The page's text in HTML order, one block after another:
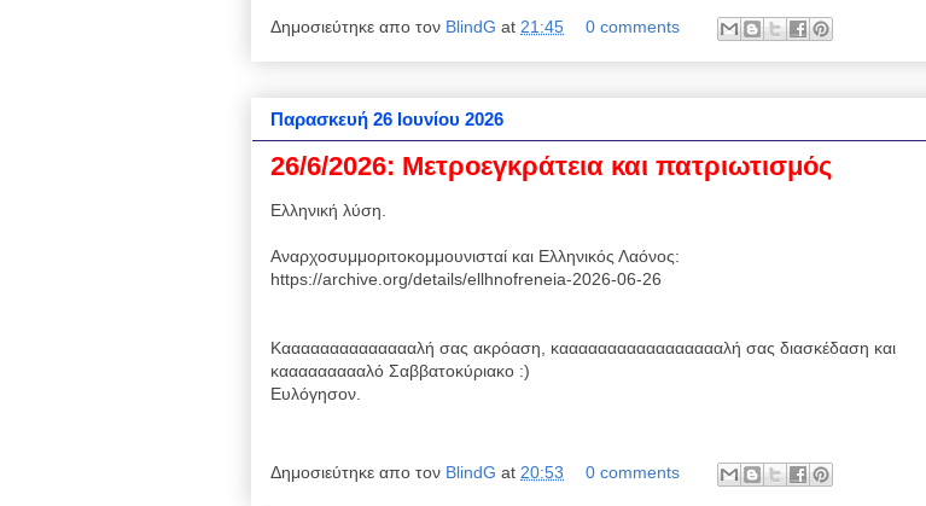
Δημοσιεύτηκε απο τον BlindG at 21:45 0 comments
Παρασκευή 26 Ιουνίου 2026
26/6/2026: Μετροεγκράτεια και πατριωτισμός
Ελληνική λύση.
Αναρχοσυμμοριτοκομμουνισταί και Ελληνικός Λαόνος:
https://archive.org/details/ellhnofreneia-2026-06-26
Κααααααααααααααλή σας ακρόαση, καααααααααααααααααλή σας διασκέδαση και
καααααααααλό Σαββατοκύριακο :)
Ευλόγησον.
Δημοσιεύτηκε απο τον BlindG at 20:53 0 comments